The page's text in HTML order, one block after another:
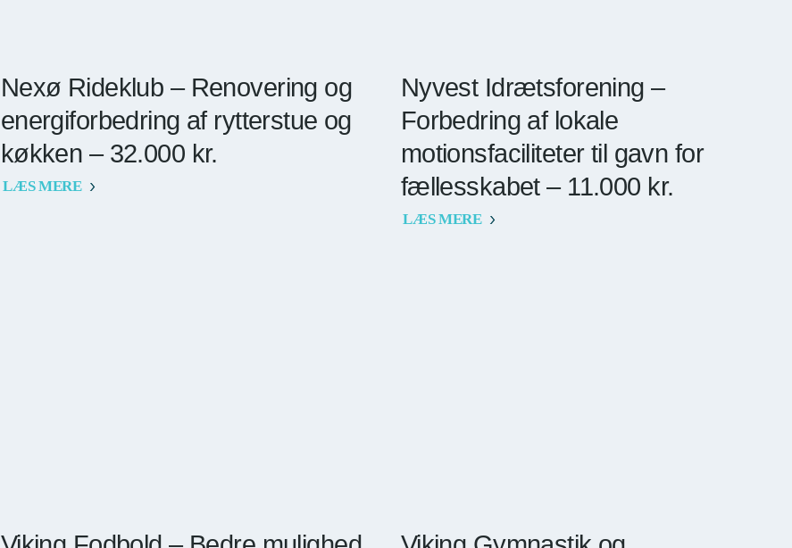
Nexø Rideklub – Renovering og
energiforbedring af rytterstue og
køkken – 32.000 kr.
LÆS MERE
Nyvest Idrætsforening –
Forbedring af lokale
motionsfaciliteter til gavn for
fællesskabet – 11.000 kr.
LÆS MERE